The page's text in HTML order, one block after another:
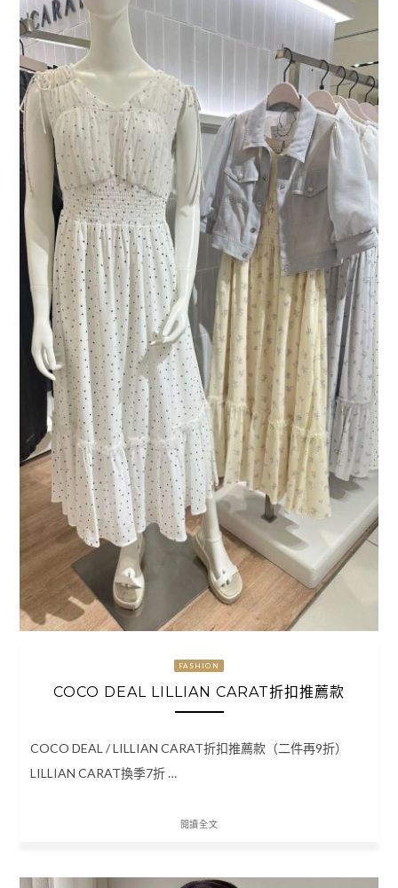
FASHION
COCO DEAL LILLIAN CARAT折扣推薦款
COCO DEAL / LILLIAN CARAT折扣推薦款（二件再9折）
LILLIAN CARAT換季7折 …
閱讀全文